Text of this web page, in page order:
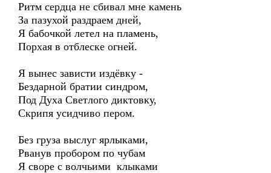
Ритм сердца не сбивал мне камень
За пазухой раздраем дней,
Я бабочкой летел на пламень,
Порхая в отблеске огней.
Я вынес зависти издёвку -
Бездарной братии синдром,
Под Духа Светлого диктовку,
Скрипя усидчиво пером.
Без груза выслуг ярлыками,
Рванув пробором по чубам
Я своре с волчьими клыками